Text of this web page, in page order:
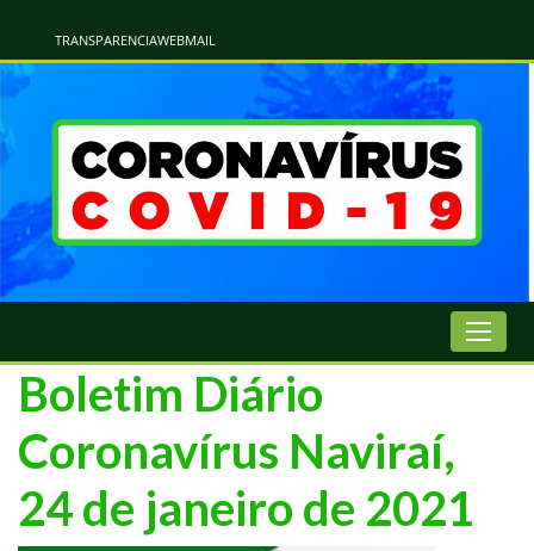
TRANSPARENCIAWEBMAIL
Boletim Diário
Coronavírus Naviraí,
24 de janeiro de 2021